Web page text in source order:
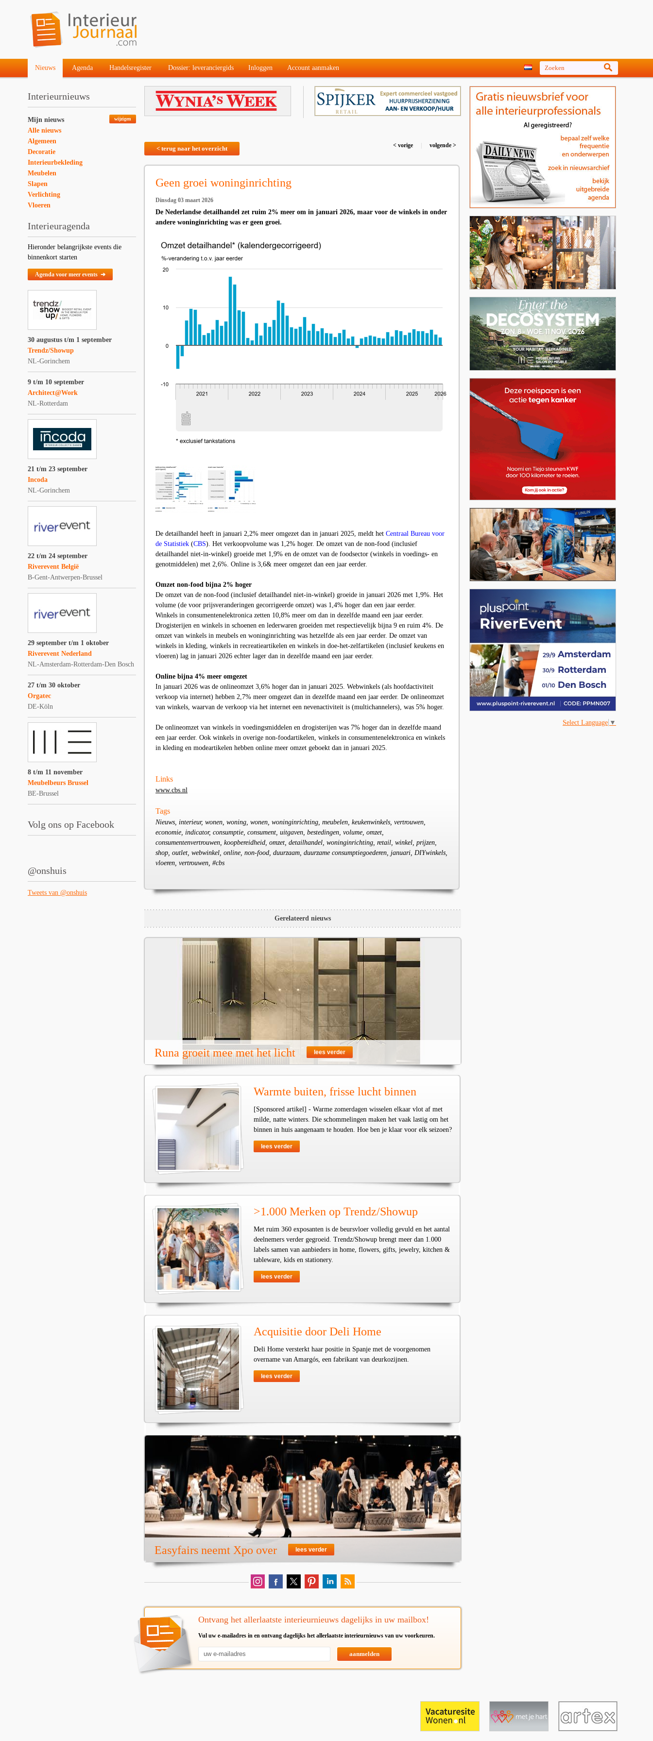
Nieuws Agenda Handelsregister Dossier: leveranciergids Inloggen Account aanmaken
Interieurnieuws
wijzigen
Mijn nieuws
Alle nieuws
Algemeen
Decoratie
Interieurbekleding
Meubelen
Slapen
Verlichting
Vloeren
Interieuragenda
Hieronder belangrijkste events die
binnenkort starten
Agenda voor meer events ➔
30 augustus t/m 1 september
Trendz/Showup
NL-Gorinchem
9 t/m 10 september
Architect@Work
NL-Rotterdam
21 t/m 23 september
Incoda
NL-Gorinchem
22 t/m 24 september
Riverevent België
B-Gent-Antwerpen-Brussel
29 september t/m 1 oktober
Riverevent Nederland
NL-Amsterdam-Rotterdam-Den Bosch
27 t/m 30 oktober
Orgatec
DE-Köln
8 t/m 11 november
Meubelbeurs Brussel
BE-Brussel
Volg ons op Facebook
@onshuis
Tweets van @onshuis
< terug naar het overzicht < vorige volgende >
Geen groei woninginrichting
Dinsdag 03 maart 2026
De Nederlandse detailhandel zet ruim 2% meer om in januari 2026, maar voor de winkels in onder
andere woninginrichting was er geen groei.
De detailhandel heeft in januari 2,2% meer omgezet dan in januari 2025, meldt het Centraal Bureau voor
de Statistiek (CBS). Het verkoopvolume was 1,2% hoger. De omzet van de non-food (inclusief
detailhandel niet-in-winkel) groeide met 1,9% en de omzet van de foodsector (winkels in voedings- en
genotmiddelen) met 2,6%. Online is 3,6& meer omgezet dan een jaar eerder.
Omzet non-food bijna 2% hoger
De omzet van de non-food (inclusief detailhandel niet-in-winkel) groeide in januari 2026 met 1,9%. Het
volume (de voor prijsveranderingen gecorrigeerde omzet) was 1,4% hoger dan een jaar eerder.
Winkels in consumentenelektronica zetten 10,8% meer om dan in dezelfde maand een jaar eerder.
Drogisterijen en winkels in schoenen en lederwaren groeiden met respectievelijk bijna 9 en ruim 4%. De
omzet van winkels in meubels en woninginrichting was hetzelfde als een jaar eerder. De omzet van
winkels in kleding, winkels in recreatieartikelen en winkels in doe-het-zelfartikelen (inclusief keukens en
vloeren) lag in januari 2026 echter lager dan in dezelfde maand een jaar eerder.
Online bijna 4% meer omgezet
In januari 2026 was de onlineomzet 3,6% hoger dan in januari 2025. Webwinkels (als hoofdactiviteit
verkoop via internet) hebben 2,7% meer omgezet dan in dezelfde maand een jaar eerder. De onlineomzet
van winkels, waarvan de verkoop via het internet een nevenactiviteit is (multichannelers), was 5% hoger.
De onlineomzet van winkels in voedingsmiddelen en drogisterijen was 7% hoger dan in dezelfde maand
een jaar eerder. Ook winkels in overige non-foodartikelen, winkels in consumentenelektronica en winkels
in kleding en modeartikelen hebben online meer omzet geboekt dan in januari 2025.
Links
www.cbs.nl
Tags
Nieuws, interieur, wonen, woning, wonen, woninginrichting, meubelen, keukenwinkels, vertrouwen,
economie, indicator, consumptie, consument, uitgaven, bestedingen, volume, omzet,
consumentenvertrouwen, koopbereidheid, omzet, detailhandel, woninginrichting, retail, winkel, prijzen,
shop, outlet, webwinkel, online, non-food, duurzaam, duurzame consumptiegoederen, januari, DIYwinkels,
vloeren, vertrouwen, #cbs
Gerelateerd nieuws
Runa groeit mee met het licht lees verder
Warmte buiten, frisse lucht binnen
[Sponsored artikel] - Warme zomerdagen wisselen elkaar vlot af met
milde, natte winters. Die schommelingen maken het vaak lastig om het
binnen in huis aangenaam te houden. Hoe ben je klaar voor elk seizoen?
lees verder
>1.000 Merken op Trendz/Showup
Met ruim 360 exposanten is de beursvloer volledig gevuld en het aantal
deelnemers verder gegroeid. Trendz/Showup brengt meer dan 1.000
labels samen van aanbieders in home, flowers, gifts, jewelry, kitchen &
tableware, kids en stationery.
lees verder
Acquisitie door Deli Home
Deli Home versterkt haar positie in Spanje met de voorgenomen
overname van Amargós, een fabrikant van deurkozijnen.
lees verder
Easyfairs neemt Xpo over lees verder
Ontvang het allerlaatste interieurnieuws dagelijks in uw mailbox!
Vul uw e-mailadres in en ontvang dagelijks het allerlaatste interieurnieuws van uw voorkeuren.
aanmelden
Select Language ▼